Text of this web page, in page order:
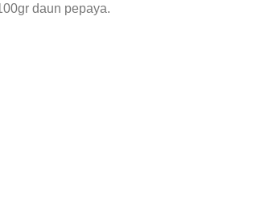
daun pepaya.